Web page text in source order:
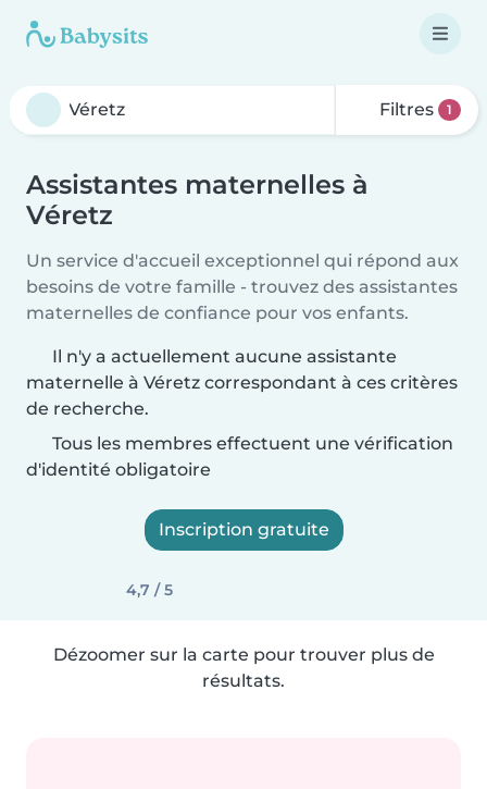
Filtres 1
Assistantes maternelles à
Véretz
Un service d'accueil exceptionnel qui répond aux
besoins de votre famille - trouvez des assistantes
maternelles de confiance pour vos enfants.
Il n'y a actuellement aucune assistante
maternelle à Véretz correspondant à ces critères
de recherche.
Tous les membres effectuent une vérification
d'identité obligatoire
Inscription gratuite
4,7 / 5
Dézoomer sur la carte pour trouver plus de
résultats.